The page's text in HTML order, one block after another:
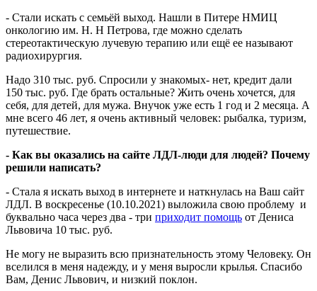
- Стали искать с семьёй выход. Нашли в Питере НМИЦ
онкологию им. Н. Н Петрова, где можно сделать
стереотактическую лучевую терапию или ещё ее называют
радиохирургия.
Надо 310 тыс. руб. Спросили у знакомых- нет, кредит дали
150 тыс. руб. Где брать остальные? Жить очень хочется, для
себя, для детей, для мужа. Внучок уже есть 1 год и 2 месяца. А
мне всего 46 лет, я очень активный человек: рыбалка, туризм,
путешествие.
- Как вы оказались на сайте ЛДЛ-люди для людей? Почему
решили написать?
- Стала я искать выход в интернете и наткнулась на Ваш сайт
ЛДЛ. В воскресенье (10.10.2021) выложила свою проблему и
буквально часа через два - три приходит помощь от Дениса
Львовича 10 тыс. руб.
Не могу не выразить всю признательность этому Человеку. Он
вселился в меня надежду, и у меня выросли крылья. Спасибо
Вам, Денис Львович, и низкий поклон.